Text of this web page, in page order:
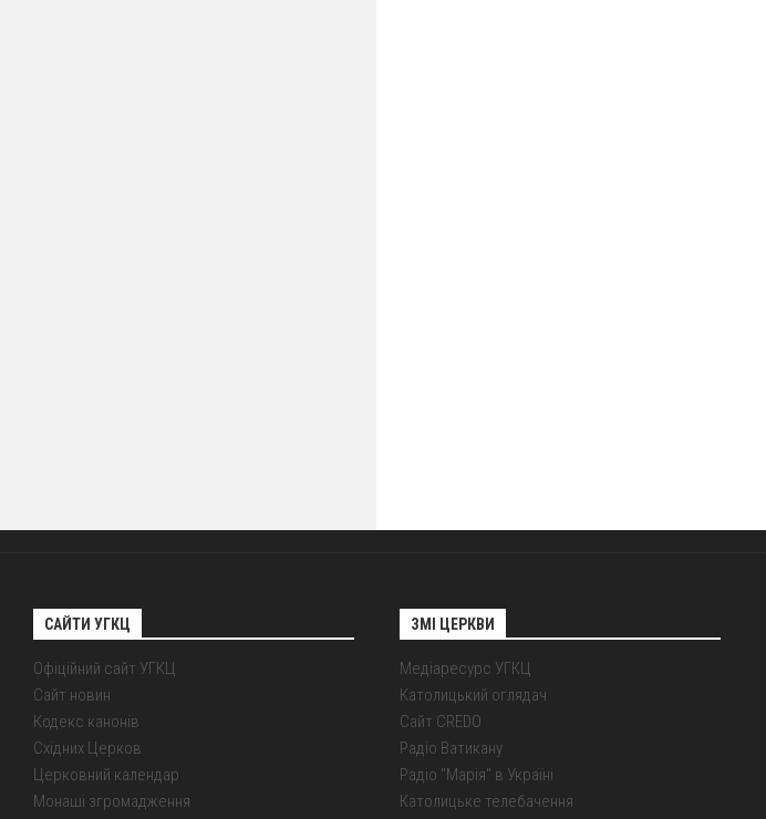
САЙТИ УГКЦ
Офіційний сайт УГКЦ
Сайт новин
Кодекс канонів
Східних Церков
Церковний календар
Монаші згромадження
ЗМІ ЦЕРКВИ
Медіаресурс УГКЦ
Католицький оглядач
Сайт CREDO
Радіо Ватикану
Радіо "Марія" в Україні
Католицьке телебачення